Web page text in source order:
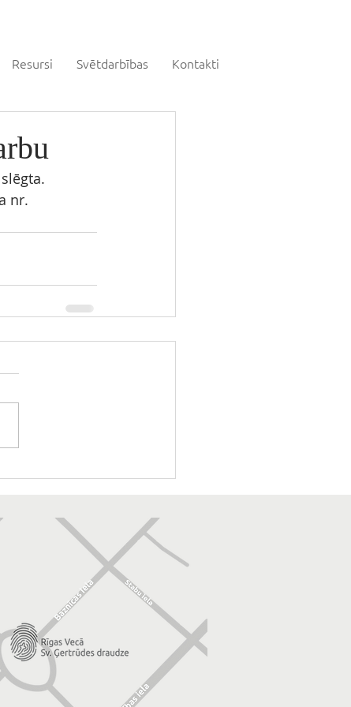
Resursi Svētdarbības Kontakti
nr.